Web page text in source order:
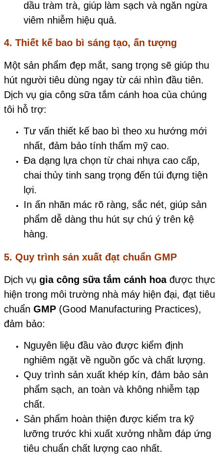
dầu tràm trà, giúp làm sạch và ngăn ngừa
viêm nhiễm hiệu quả.
4. Thiết kế bao bì sáng tạo, ấn tượng
Một sản phẩm đẹp mắt, sang trọng sẽ giúp thu
hút người tiêu dùng ngay từ cái nhìn đầu tiên.
Dịch vụ gia công sữa tắm cánh hoa của chúng
tôi hỗ trợ:
Tư vấn thiết kế bao bì theo xu hướng mới
nhất, đảm bảo tính thẩm mỹ cao.
Đa dạng lựa chọn từ chai nhựa cao cấp,
chai thủy tinh sang trọng đến túi đựng tiện
lợi.
In ấn nhãn mác rõ ràng, sắc nét, giúp sản
phẩm dễ dàng thu hút sự chú ý trên kệ
hàng.
5. Quy trình sản xuất đạt chuẩn GMP
Dịch vụ gia công sữa tắm cánh hoađược thực
hiện trong môi trường nhà máy hiện đại, đạt tiêu
chuẩn GMP (Good Manufacturing Practices),
đảm bảo:
Nguyên liệu đầu vào được kiểm định
nghiêm ngặt về nguồn gốc và chất lượng.
Quy trình sản xuất khép kín, đảm bảo sản
phẩm sạch, an toàn và không nhiễm tạp
chất.
Sản phẩm hoàn thiện được kiểm tra kỹ
lưỡng trước khi xuất xưởng nhằm đáp ứng
tiêu chuẩn chất lượng cao nhất.